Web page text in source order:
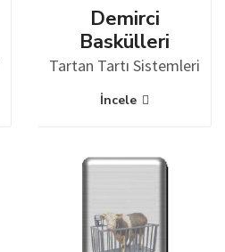
Demirci
Baskülleri
Tartan Tartı Sistemleri
İncele